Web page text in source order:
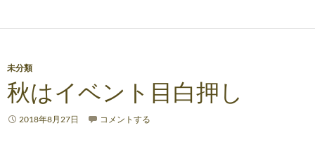
未分類
秋はイベント目白押し
2018年8月27日 コメントする